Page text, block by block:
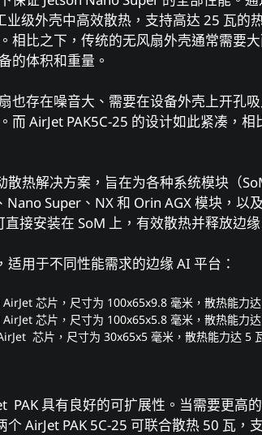
业级外壳中高效散热，支持高达 25 瓦的
相比之下，传统的无风扇外壳通常需要
的体积和重量。
也存在噪音大、需要在设备外壳上开孔
而 AirJet PAK5C-25 的设计如此紧凑，
散热解决方案，旨在为各种系统模块（
Nano Super、NX 和 Orin AGX 模块，以
直接安装在 SoM 上，有效散热并释放边
适用于不同性能需求的边缘 AI 平台：
芯片，尺寸为 100x65x9.8 毫米，散热能力
芯片，尺寸为 100x65x5.8 毫米，散热能力
芯片，尺寸为 30x65x5 毫米，散热能力达 5
PAK 具有良好的可扩展性。当需要更
AirJet PAK 5C-25 可联合散热 50 瓦，